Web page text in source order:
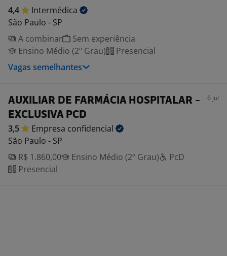
4,4
Intermédica
São Paulo - SP
A combinar
Sem experiência
Ensino Médio (2º Grau)
Presencial
Vagas semelhantes
AUXILIAR DE FARMÁCIA HOSPITALAR -
EXCLUSIVA PCD
6 jul
3,5 Empresa confidencial
São Paulo - SP
R$ 1.860,00
Ensino Médio (2º Grau)
PcD
Presencial